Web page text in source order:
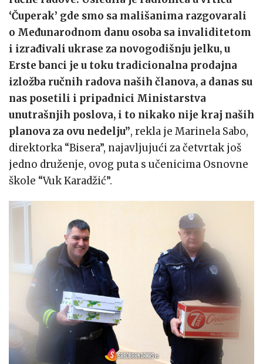
‘Čuperak’ gde smo sa mališanima razgovarali
o Međunarodnom danu osoba sa invaliditetom
i izrađivali ukrase za novogodišnju jelku, u
Erste banci je u toku tradicionalna prodajna
izložba ručnih radova naših članova, a danas su
nas posetili i pripadnici Ministarstva
unutrašnjih poslova, i to nikako nije kraj naših
planova za ovu nedelju”, rekla je Marinela Sabo,
direktorka “Bisera”, najavljujući za četvrtak još
jedno druženje, ovog puta s učenicima Osnovne
škole “Vuk Karadžić”.